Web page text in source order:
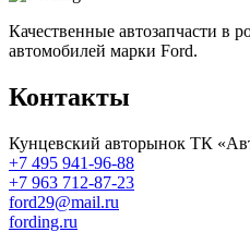
Качественные автозапчасти в
автомобилей марки Ford.
Контакты
Кунцевский авторынок ТК
+7 495 941-96-88
+7 963 712-87-23
ford29@mail.ru
fording.ru